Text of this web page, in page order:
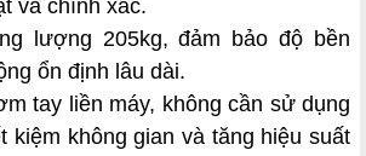
và chính xác.
lượng 205kg, đảm bảo độ bền
ổn định lâu dài.
tay liền máy, không cần sử dụng
kiệm không gian và tăng hiệu suất